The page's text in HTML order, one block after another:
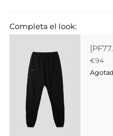
Completa el look:
€94